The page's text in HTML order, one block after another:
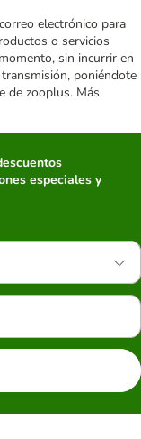
electrónico para
o servicios
sin incurrir en
poniéndote
de zooplus. Más
especiales y